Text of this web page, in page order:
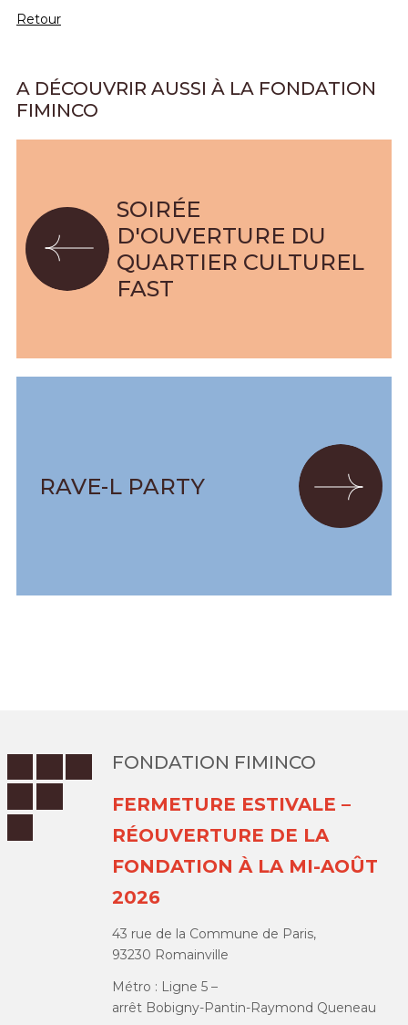
Retour
A DÉCOUVRIR AUSSI À LA FONDATION
FIMINCO
SOIRÉE
D'OUVERTURE DU
QUARTIER CULTUREL
FAST
RAVE-L PARTY
FONDATION FIMINCO
FERMETURE ESTIVALE –
RÉOUVERTURE DE LA
FONDATION À LA MI-AOÛT
2026
43 rue de la Commune de Paris,
93230 Romainville
Métro : Ligne 5 –
arrêt Bobigny-Pantin-Raymond Queneau